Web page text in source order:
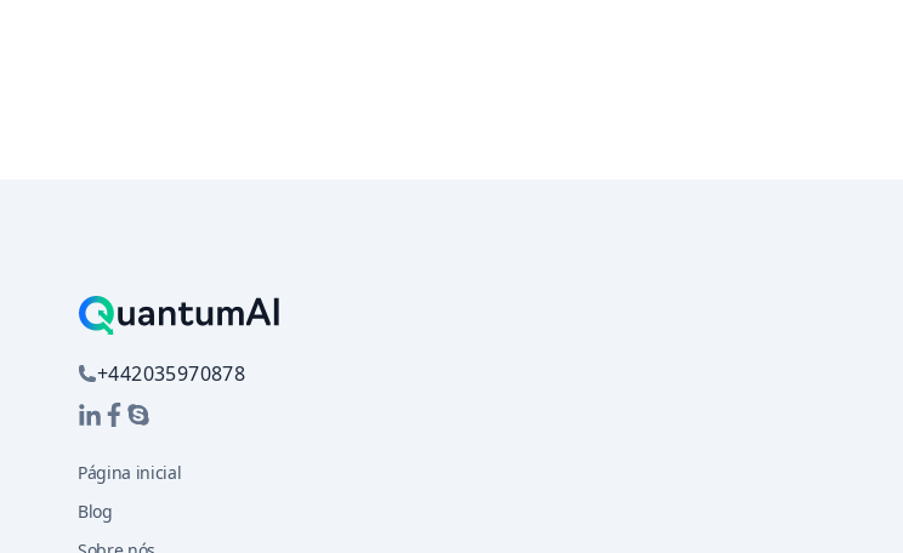
+442035970878
Página inicial
Blog